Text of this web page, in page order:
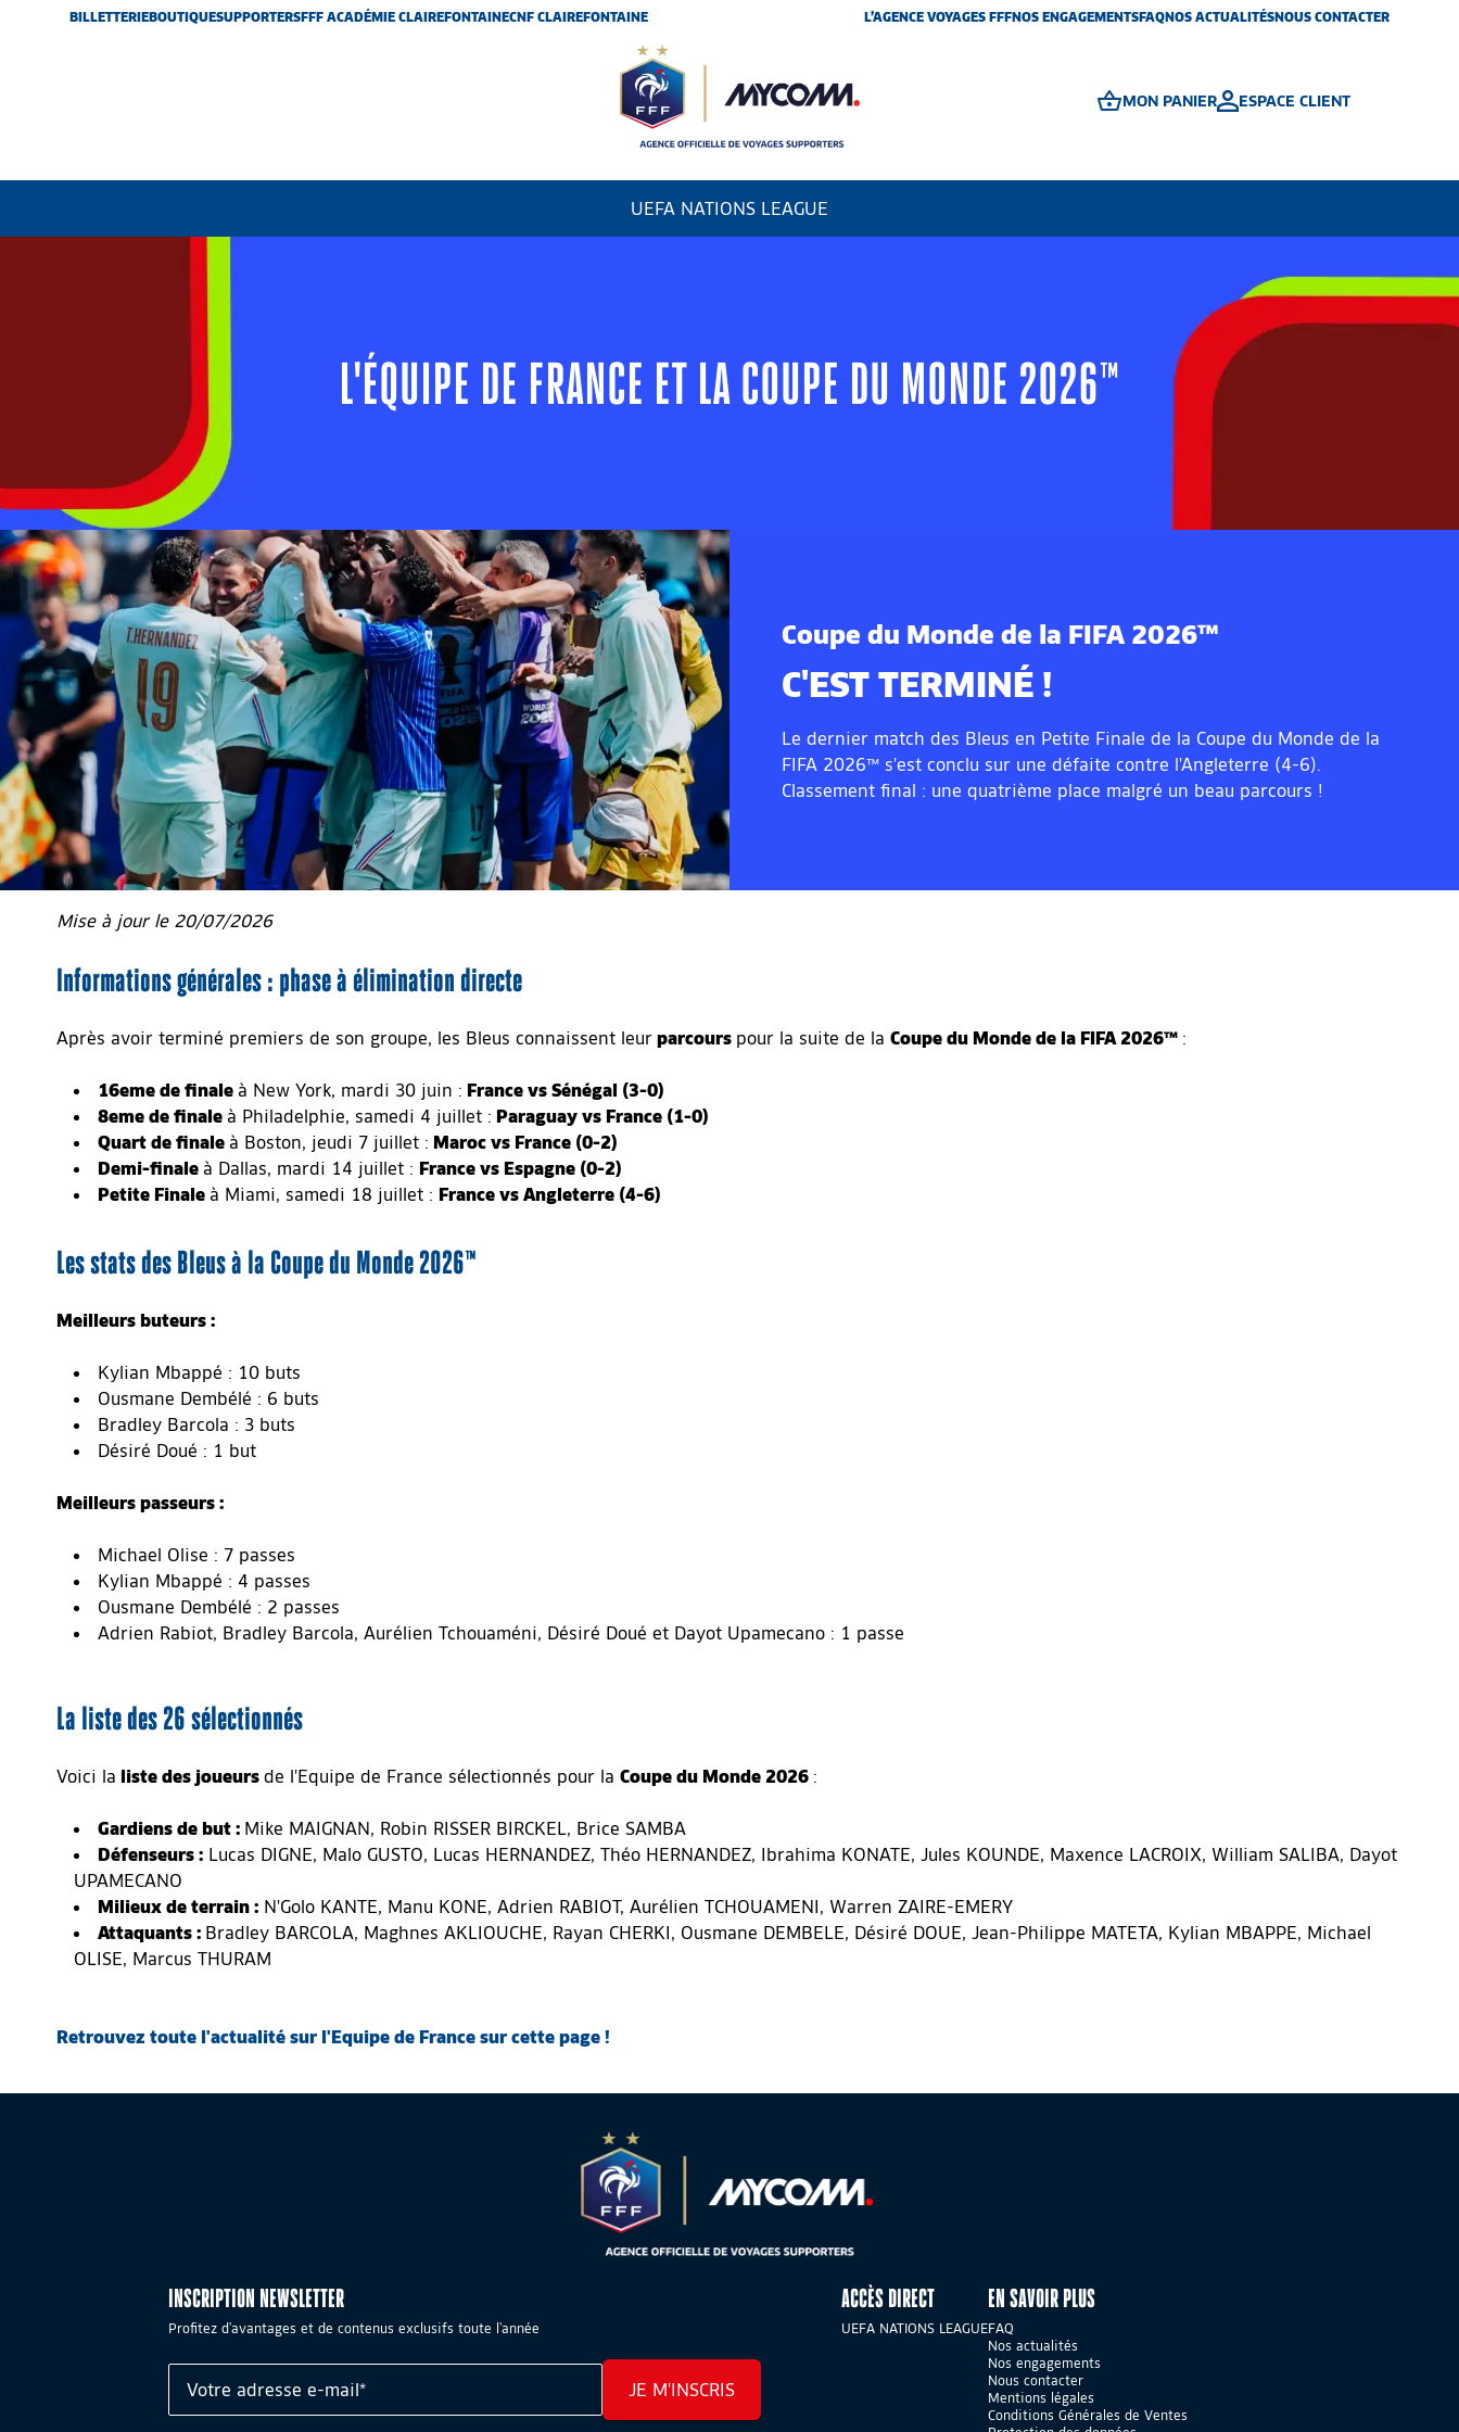
BILLETTERIEBOUTIQUESUPPORTERSFFF ACADÉMIE CLAIREFONTAINECNF CLAIREFONTAINE L’AGENCE VOYAGES FFFNOS ENGAGEMENTSFAQNOS ACTUALITÉSNOUS CONTACTER
MON PANIER ESPACE CLIENT
UEFA NATIONS LEAGUE
L'ÉQUIPE DE FRANCE ET LA COUPE DU MONDE 2026™
Coupe du Monde de la FIFA 2026™
C'EST TERMINÉ !
Le dernier match des Bleus en Petite Finale de la Coupe du Monde de la
FIFA 2026™ s'est conclu sur une défaite contre l'Angleterre (4-6).
Classement final : une quatrième place malgré un beau parcours !
Mise à jour le 20/07/2026
Informations générales : phase à élimination directe
Après avoir terminé premiers de son groupe, les Bleus connaissent leur parcours pour la suite de la Coupe du Monde de la FIFA 2026™ :
16eme de finale à New York, mardi 30 juin : France vs Sénégal (3-0)
8eme de finale à Philadelphie, samedi 4 juillet : Paraguay vs France (1-0)
Quart de finale à Boston, jeudi 7 juillet : Maroc vs France (0-2)
Demi-finale à Dallas, mardi 14 juillet : France vs Espagne (0-2)
Petite Finale à Miami, samedi 18 juillet : France vs Angleterre (4-6)
Les stats des Bleus à la Coupe du Monde 2026™
Meilleurs buteurs :
Kylian Mbappé : 10 buts
Ousmane Dembélé : 6 buts
Bradley Barcola : 3 buts
Désiré Doué : 1 but
Meilleurs passeurs :
Michael Olise : 7 passes
Kylian Mbappé : 4 passes
Ousmane Dembélé : 2 passes
Adrien Rabiot, Bradley Barcola, Aurélien Tchouaméni, Désiré Doué et Dayot Upamecano : 1 passe
La liste des 26 sélectionnés
Voici la liste des joueurs de l'Equipe de France sélectionnés pour la Coupe du Monde 2026 :
Gardiens de but : Mike MAIGNAN, Robin RISSER BIRCKEL, Brice SAMBA
Défenseurs : Lucas DIGNE, Malo GUSTO, Lucas HERNANDEZ, Théo HERNANDEZ, Ibrahima KONATE, Jules KOUNDE, Maxence LACROIX, William SALIBA, Dayot
UPAMECANO
Milieux de terrain : N'Golo KANTE, Manu KONE, Adrien RABIOT, Aurélien TCHOUAMENI, Warren ZAIRE-EMERY
Attaquants : Bradley BARCOLA, Maghnes AKLIOUCHE, Rayan CHERKI, Ousmane DEMBELE, Désiré DOUE, Jean-Philippe MATETA, Kylian MBAPPE, Michael
OLISE, Marcus THURAM
Retrouvez toute l'actualité sur l'Equipe de France sur cette page !
INSCRIPTION NEWSLETTER
Profitez d'avantages et de contenus exclusifs toute l'année
JE M'INSCRIS
ACCÈS DIRECT
UEFA NATIONS LEAGUE
EN SAVOIR PLUS
FAQ
Nos actualités
Nos engagements
Nous contacter
Mentions légales
Conditions Générales de Ventes